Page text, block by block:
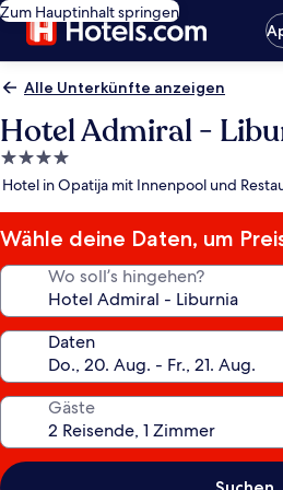
Zum Hauptinhalt springen
Alle Unterkünfte anzeigen
Hotel Admiral -
4.0-
Sterne-
Hotel in Opatija mit Innenpool und
Wähle deine Daten, um
Wo soll’s hingehen?
Daten
Gäste